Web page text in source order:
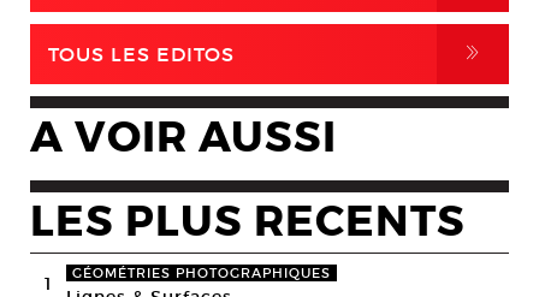
TOUS LES EDITOS ,
A VOIR AUSSI
LES PLUS RECENTS
1 GÉOMÉTRIES PHOTOGRAPHIQUES